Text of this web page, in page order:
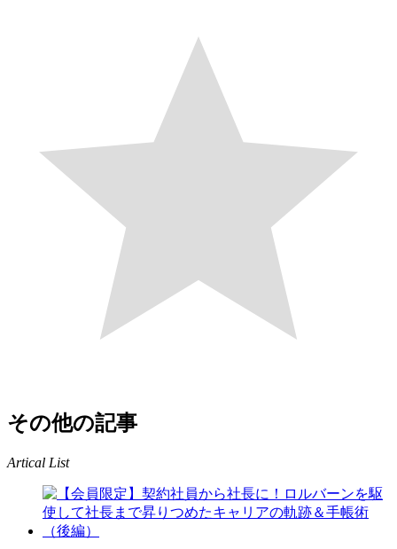
その他の記事
Artical List